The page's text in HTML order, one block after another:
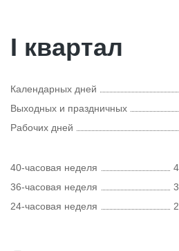
I квартал
Календарных дней
Выходных и праздничных
Рабочих дней
40-часовая неделя
36-часовая неделя
24-часовая неделя